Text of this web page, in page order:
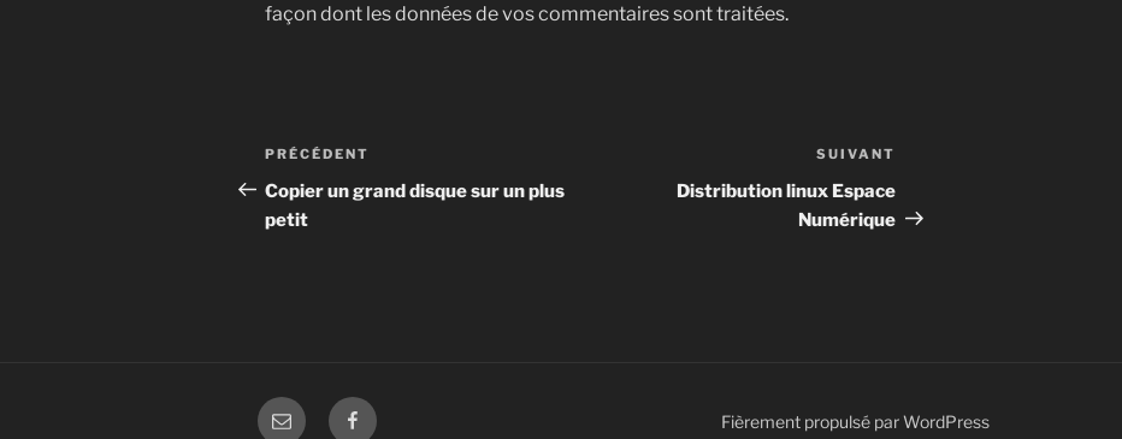
façon dont les données de vos commentaires sont traitées.
Navigation
de
l’article
Article
précédent
PRÉCÉDENT
Copier un grand disque sur un plus
petit
suivant
SUIVANT
Distribution linux Espace
Numérique
E-
facebook Fièrement propulsé par WordPress